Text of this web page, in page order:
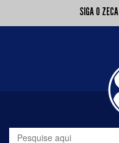
SIGA O ZECA